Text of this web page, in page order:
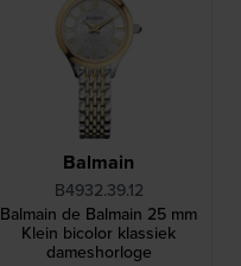
Balmain
B4932.39.12
Balmain de Balmain 25 mm
Klein bicolor klassiek
dameshorloge